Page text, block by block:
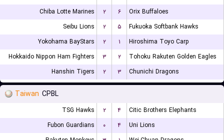
Chiba Lotte Marines
۲ ۶
Orix Buffaloes
Seibu Lions
۲ ۵
Fukuoka Softbank Hawks
Yokohama BayStars
۲ ۱
Hiroshima Toyo Carp
Hokkaido Nippon Ham Fighters
۳ ۲
Tohoku Rakuten Golden Eagles
Hanshin Tigers
۲ ۳ Chunichi Dragons
Taiwan CPBL
TSG Hawks ۲ ۴
Citic Brothers Elephants
Fubon Guardians
۰ ۴
Uni Lions